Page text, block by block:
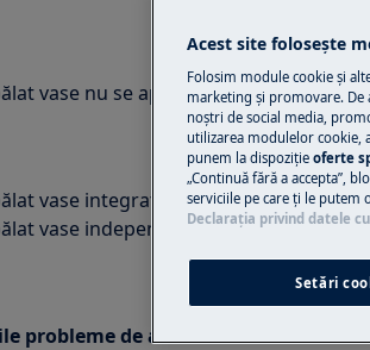
vase nu se aprinde, nici o lumină pe
vase integrată
vase independentă
probleme de alimentare.
Acest site folosește
Folosim module cookie și
marketing și promovare.
noștri de social media,
utilizarea modulelor cookie,
punem la dispoziţie oferte
„Continuă fără a accepta”,
serviciile pe care ţi le
Declaraţia privind datele
Setări